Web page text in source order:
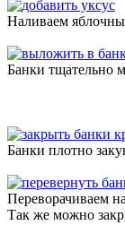
Наливаем
Банки тщательно
Банки плотно
Переворачиваем
Так же можно